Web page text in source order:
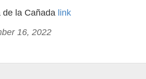
de la Cañada link
16, 2022